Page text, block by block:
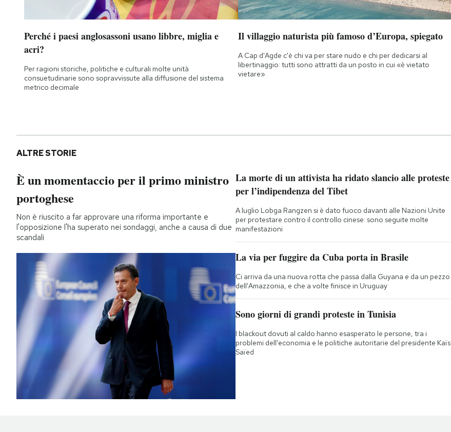
Perché i paesi anglosassoni usano libbre, miglia e
acri?
Per ragioni storiche, politiche e culturali molte unità
consuetudinarie sono sopravvissute alla diffusione del sistema
metrico decimale
Il villaggio naturista più famoso d’Europa, spiegato
A Cap d'Agde c'è chi va per stare nudo e chi per dedicarsi al
libertinaggio: tutti sono attratti da un posto in cui «è vietato
vietare»
ALTRE STORIE
È un momentaccio per il primo ministro
portoghese
Non è riuscito a far approvare una riforma importante e
l'opposizione l'ha superato nei sondaggi, anche a causa di due
scandali
La morte di un attivista ha ridato slancio alle proteste
per l’indipendenza del Tibet
A luglio Lobga Rangzen si è dato fuoco davanti alle Nazioni Unite
per protestare contro il controllo cinese: sono seguite molte
manifestazioni
La via per fuggire da Cuba porta in Brasile
Ci arriva da una nuova rotta che passa dalla Guyana e da un pezzo
dell'Amazzonia, e che a volte finisce in Uruguay
Sono giorni di grandi proteste in Tunisia
I blackout dovuti al caldo hanno esasperato le persone, tra i
problemi dell'economia e le politiche autoritarie del presidente Kaïs
Saïed